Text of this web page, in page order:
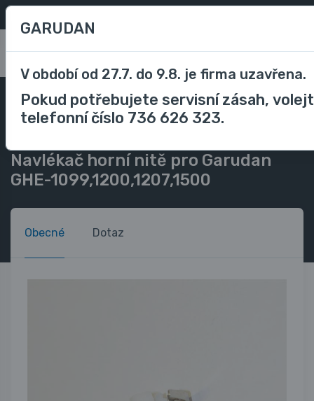
Příslušenství
Příslušenství domácí šicí stroje
Ostatní příslušenství
Navlékač horní nitě pro Garudan
GHE-1099,1200,1207,1500
Obecné Dotaz
GARUDAN
V období od 27.7. do 9.8. je firma uzavřena.
Pokud potřebujete servisní zásah,
telefonní číslo 736 626 323.